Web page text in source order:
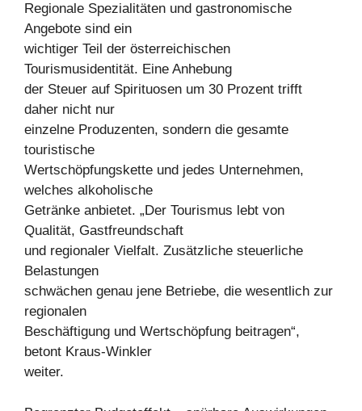
Regionale Spezialitäten und gastronomische
Angebote sind ein
wichtiger Teil der österreichischen
Tourismusidentität. Eine Anhebung
der Steuer auf Spirituosen um 30 Prozent trifft
daher nicht nur
einzelne Produzenten, sondern die gesamte
touristische
Wertschöpfungskette und jedes Unternehmen,
welches alkoholische
Getränke anbietet. „Der Tourismus lebt von
Qualität, Gastfreundschaft
und regionaler Vielfalt. Zusätzliche steuerliche
Belastungen
schwächen genau jene Betriebe, die wesentlich zur
regionalen
Beschäftigung und Wertschöpfung beitragen“,
betont Kraus-Winkler
weiter.